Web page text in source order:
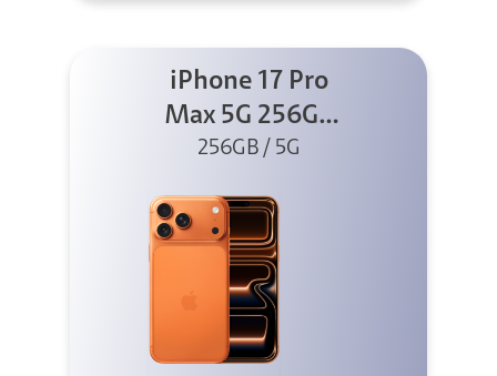
iPhone 17 Pro
Max 5G 256GB
Cosmic Orange
256GB / 5G